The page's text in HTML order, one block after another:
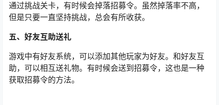
通过挑战关卡，有时候会掉落招募令。虽然掉落率不高，
但是只要一直坚持挑战，总会有所收获。
五、好友互助送礼
游戏中有好友系统，可以添加其他玩家为好友。和好友互
助，可以相互送礼物。有时候会送到招募令，这也是一种
获取招募令的方法。